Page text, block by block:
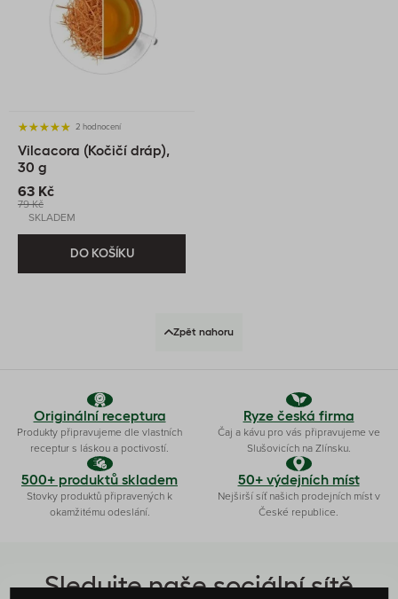
2 hodnocení
Vilcacora (Kočičí dráp),
30 g
63 Kč
79 Kč
SKLADEM
DO KOŠÍKU
Zpět nahoru
Originální receptura
Produkty připravujeme dle vlastních
receptur s láskou a poctivostí.
Ryze česká firma
Čaj a kávu pro vás připravujeme ve
Slušovicích na Zlínsku.
500+ produktů skladem
Stovky produktů připravených k
okamžitému odeslání.
50+ výdejních míst
Nejširší síť našich prodejních míst v
České republice.
Sledujte naše sociální sítě